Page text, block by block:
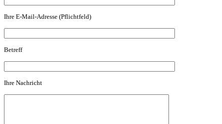
Ihre E-Mail-Adresse (Pflichtfeld)
Betreff
Ihre Nachricht